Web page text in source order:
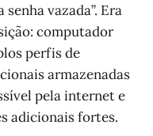
vazada”. Era
computador
perfis de
armazenadas
pela internet e
adicionais fortes.